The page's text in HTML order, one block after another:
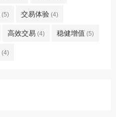
(5) 交易体验 (4)
高效交易 (4) 稳健增值 (5)
(4)